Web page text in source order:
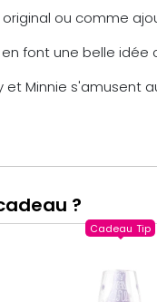
ou comme
font une belle
Minnie
?
Cadeau Tip